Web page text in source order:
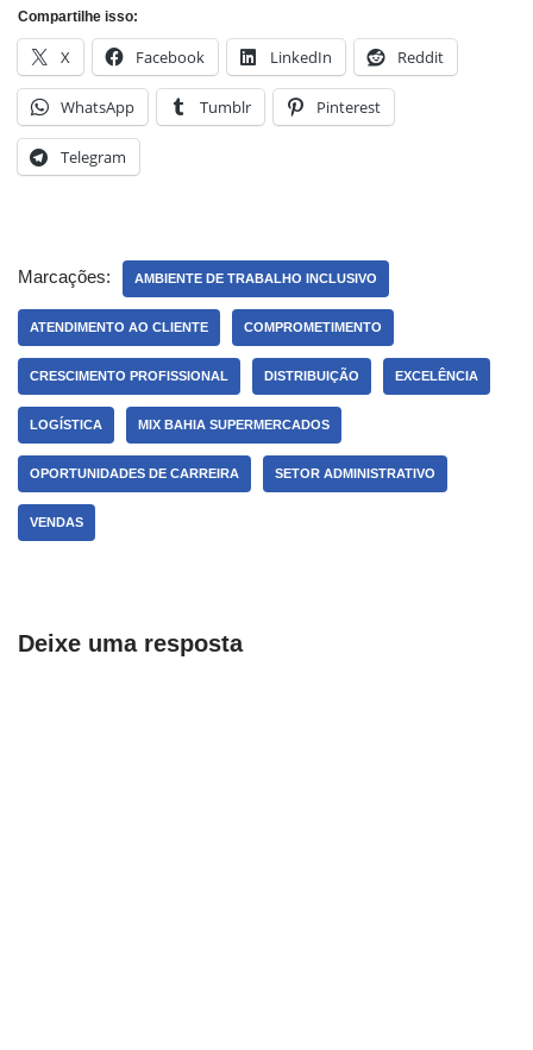
Compartilhe isso:
X Facebook LinkedIn Reddit
WhatsApp Tumblr Pinterest
Telegram
Marcações: AMBIENTE DE TRABALHO INCLUSIVO
ATENDIMENTO AO CLIENTE COMPROMETIMENTO
CRESCIMENTO PROFISSIONAL DISTRIBUIÇÃO EXCELÊNCIA
LOGÍSTICA MIX BAHIA SUPERMERCADOS
OPORTUNIDADES DE CARREIRA SETOR ADMINISTRATIVO
VENDAS
Deixe uma resposta